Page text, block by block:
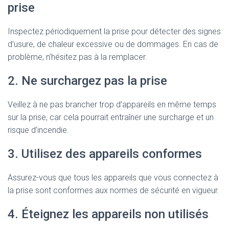
prise
Inspectez périodiquement la prise pour détecter des signes
d’usure, de chaleur excessive ou de dommages. En cas de
problème, n’hésitez pas à la remplacer.
2. Ne surchargez pas la prise
Veillez à ne pas brancher trop d’appareils en même temps
sur la prise, car cela pourrait entraîner une surcharge et un
risque d’incendie.
3. Utilisez des appareils conformes
Assurez-vous que tous les appareils que vous connectez à
la prise sont conformes aux normes de sécurité en vigueur.
4. Éteignez les appareils non utilisés